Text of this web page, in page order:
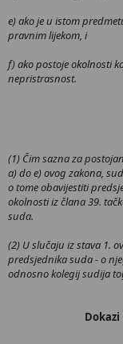
e) ako je u istom
pravnim lijekom, i
f) ako postoje okolnosti
nepristrasnost.
(1) Čim sazna za
a) do e) ovog zakona,
o tome obavijestiti
okolnosti iz člana 39.
suda.
(2) U slučaju iz stava 1.
predsjednika suda - o
odnosno kolegij sudija